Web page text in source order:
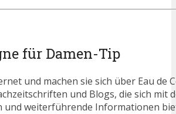
für Damen-Tip
und machen sie sich über Eau
und Blogs, die sich mit
und weiterführende Informationen